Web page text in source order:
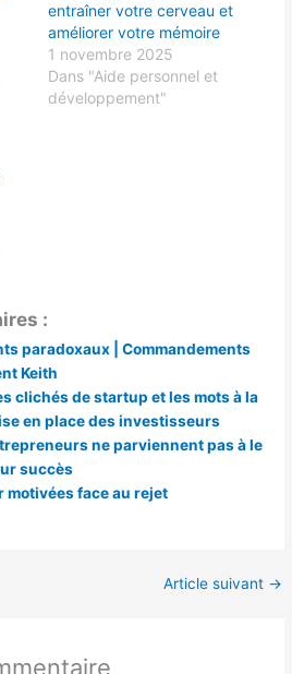
entraîner votre cerveau et
améliorer votre mémoire
1 novembre 2025
Dans "Aide personnel et
développement"
:
paradoxaux | Commandements
Keith
clichés de startup et les mots à la
en place des investisseurs
ne parviennent pas à le
succès
motivées face au rejet
Article suivant →